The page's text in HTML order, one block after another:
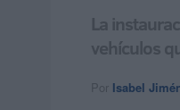
La
vehículos
Por Isabel